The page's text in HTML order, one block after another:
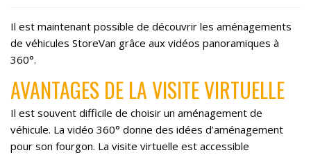
Il est maintenant possible de découvrir les aménagements
de véhicules StoreVan grâce aux vidéos panoramiques à
360°.
AVANTAGES DE LA VISITE VIRTUELLE
Il est souvent difficile de choisir un aménagement de
véhicule. La vidéo 360° donne des idées d’aménagement
pour son fourgon. La visite virtuelle est accessible